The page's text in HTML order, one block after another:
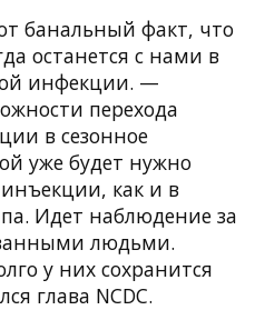
банальный факт, что
останется с нами в
инфекции. —
перехода
в сезонное
уже будет нужно
как и в
Идет наблюдение за
людьми.
у них сохранится
глава NCDC.